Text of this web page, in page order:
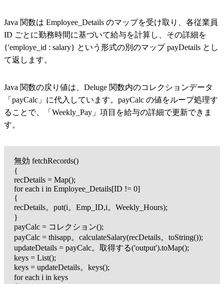
Java 関数は Employee_Details のマップを受け取り、各従業員
ID ごとに勤務時間に基づいて給与を計算し、その詳細を
{'employe_id : salary} という形式の別のマップ payDetails とし
て返します。
Java 関数の戻り値は、Deluge 関数内のコレクションデータ
「payCalc」に代入しています。payCalc の値をループ処理す
ることで、「Weekly_Pay」項目を給与の詳細で更新できま
す。
無効 fetchRecords()
{
recDetails = Map();
for each i in Employee_Details[ID != 0]
{
recDetails。put(i。Emp_ID,i。Weekly_Hours);
}
payCalc = コレクション();
payCalc = thisapp。calculateSalary(recDetails。toString());
updateDetails = payCalc。取得する('output').toMap();
keys = List();
keys = updateDetails。keys();
for each i in keys